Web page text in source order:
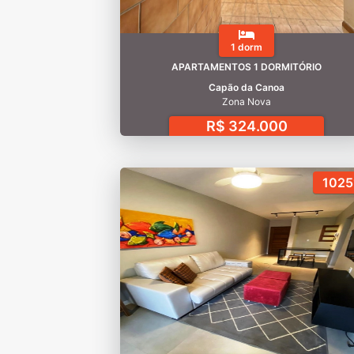
1 dorm
APARTAMENTOS 1 DORMITÓRIO
Capão da Canoa
Zona Nova
R$ 324.000